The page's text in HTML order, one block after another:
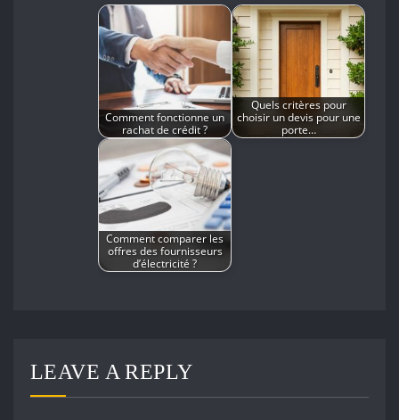
Comment fonctionne un
rachat de crédit ?
Quels critères pour
choisir un devis pour une
porte…
Comment comparer les
offres des fournisseurs
d’électricité ?
LEAVE A REPLY